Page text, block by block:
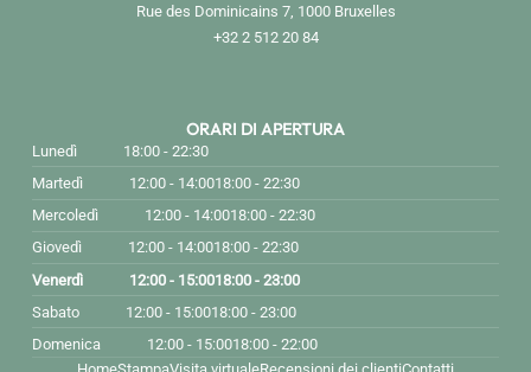
Rue des Dominicains 7, 1000 Bruxelles
+32 2 512 20 84
ORARI DI APERTURA
Lunedì
18:00 - 22:30
Martedì
12:00 - 14:0018:00 - 22:30
Mercoledì
12:00 - 14:0018:00 - 22:30
Giovedì
12:00 - 14:0018:00 - 22:30
Venerdì
12:00 - 15:0018:00 - 23:00
Sabato
12:00 - 15:0018:00 - 23:00
Domenica
12:00 - 15:0018:00 - 22:00